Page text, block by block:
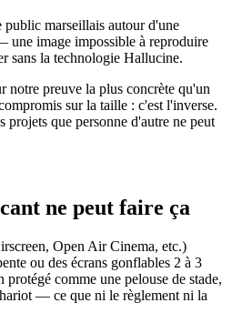
public marseillais autour d'une
image impossible à reproduire
sans la technologie Hallucine.
notre preuve la plus concrète qu'un
sur la taille : c'est l'inverse.
projets que personne d'autre ne peut
ne peut faire ça
Open Air Cinema, etc.)
ou des écrans gonflables 2 à 3
comme une pelouse de stade,
— ce que ni le règlement ni la